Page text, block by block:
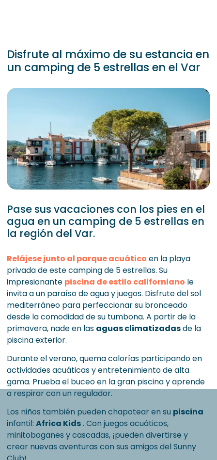
Disfrute al máximo de su estancia en
un camping de 5 estrellas en el Var
Pase sus vacaciones con los pies en el
agua en un camping de 5 estrellas en
la región del Var.
Relájese junto al parque acuático en la playa
privada de este camping de 5 estrellas. Su
impresionante piscina de estilo californiano le
invita a un paraíso de agua y juegos. Disfrute del sol
mediterráneo para perfeccionar su bronceado
desde la comodidad de su tumbona. A partir de la
primavera, nade en las aguas climatizadasde la
piscina exterior.
Durante el verano, quema calorías participando en
actividades acuáticas y entretenimiento de alta
gama. Prueba el buceo en la gran piscina y aprende
a respirar con un regulador.
Los niños también pueden chapotear en su piscina
infantil: Africa Kids. Con juegos acuáticos,
minitoboganes y cascadas, ¡pueden divertirse y
crear nuevas aventuras con sus amigos del Sunny